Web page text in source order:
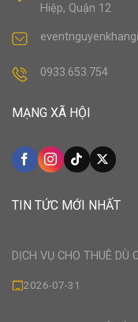
Hiệp, Quận 12
0933.653.754
MẠNG XÃ HỘI
TIN TỨC MỚI NHẤT
DỊCH VỤ CHO THUÊ DÙ
2026-07-31